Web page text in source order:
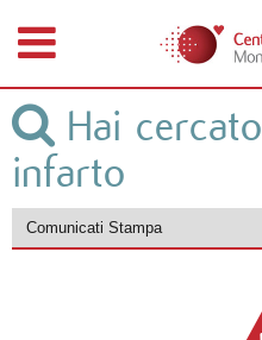
Hai cercato
infarto